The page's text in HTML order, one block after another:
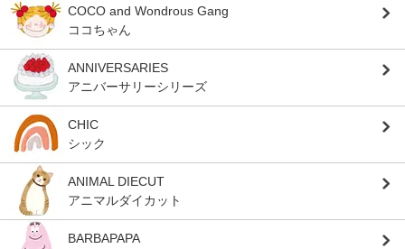
COCO and Wondrous Gang
ココちゃん
ANNIVERSARIES
アニバーサリーシリーズ
CHIC
シック
ANIMAL DIECUT
アニマルダイカット
BARBAPAPA